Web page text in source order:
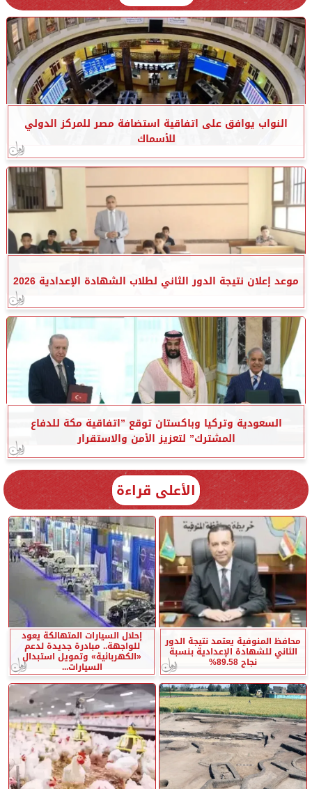
النواب يوافق على اتفاقية استضافة مصر للمركز الدولي
للأسماك
موعد إعلان نتيجة الدور الثاني لطلاب الشهادة الإعدادية 2026
السعودية وتركيا وباكستان توقع ”اتفاقية مكة للدفاع
المشترك” لتعزيز الأمن والاستقرار
الأعلى قراءة
محافظ المنوفية يعتمد نتيجة الدور
الثاني للشهادة الإعدادية بنسبة
نجاح 89.58%
إحلال السيارات المتهالكة يعود
للواجهة.. مبادرة جديدة لدعم
«الكهربائية» وتمويل استبدال
السيارات...